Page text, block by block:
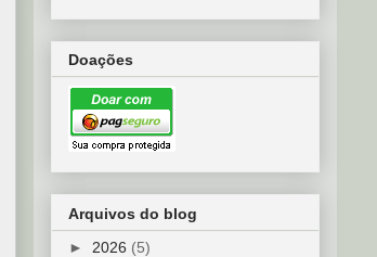
Doações
Arquivos do blog
► 2026 (5)